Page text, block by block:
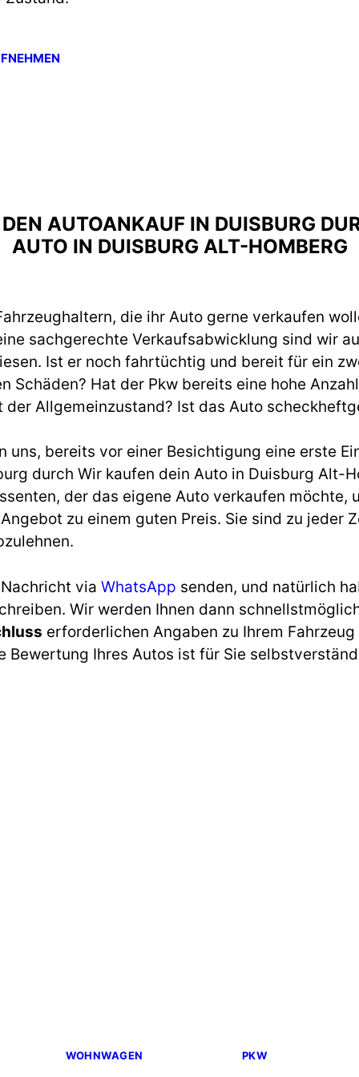
AUTOANKAUF IN DUISBURG
AUTO IN DUISBURG ALT-HOMBERG
die ihr Auto gerne verkaufen
sachgerechte Verkaufsabwicklung sind wir
Ist er noch fahrtüchtig und bereit für ein
Schäden? Hat der Pkw bereits eine hohe
der Allgemeinzustand? Ist das Auto
uns, bereits vor einer Besichtigung eine erste
durch Wir kaufen dein Auto in Duisburg Alt-
der das eigene Auto verkaufen möchte,
zu einem guten Preis. Sie sind zu jeder
via WhatsApp senden, und natürlich
Wir werden Ihnen dann
erforderlichen Angaben zu Ihrem
Bewertung Ihres Autos ist für Sie
WOHNWAGEN PKW